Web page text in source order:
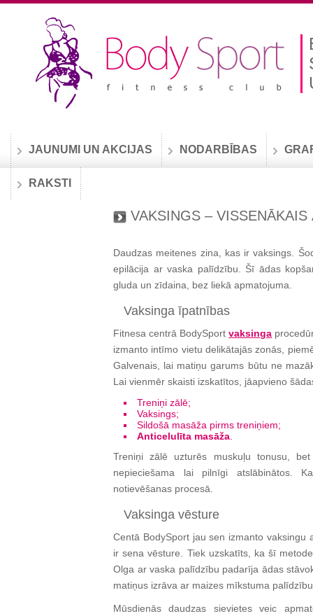
JAUNUMI UN AKCIJAS NODARBĪBAS
RAKSTI
VAKSINGS –
Daudzas meitenes zina, kas ir vaksings.
epilācija ar vaska palīdzību. Šī ādas
gluda un zīdaina, bez liekā apmatojuma.
Vaksinga īpatnības
Fitnesa centrā BodySportvaksinga
izmanto intīmo vietu delikātajās zonās,
Galvenais, lai matiņu garums būtu ne
Lai vienmēr skaisti izskatītos, jāapvieno
Treniņi zālē;
Vaksings;
Sildošā masāža pirms treniņiem;
Anticelulīta masāža
Treniņi zālē uzturēs muskuļu tonusu,
nepieciešama lai pilnīgi atslābinātos.
notievēšanas procesā.
Vaksinga vēsture
Centā BodySport jau sen izmanto vaksingu
ir sena vēsture. Tiek uzskatīts, ka šī
Olga ar vaska palīdzību padarīja ādas
matiņus izrāva ar maizes mīkstuma
Mūsdienās daudzas sievietes veic